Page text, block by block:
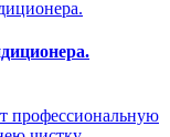
профессиональную